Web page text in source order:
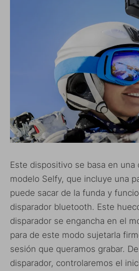
Este dispositivo se basa en una
modelo Selfy, que incluye una
puede sacar de la funda y
disparador bluetooth. Este
disparador se engancha en el
para de este modo sujetarla
sesión que queramos grabar.
disparador, controlaremos el